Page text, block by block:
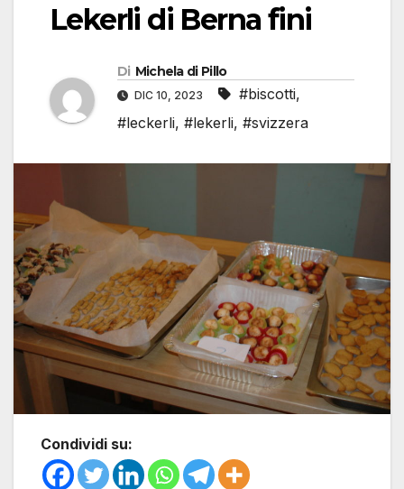
Lekerli di Berna fini
Di Michela di Pillo
DIC 10, 2023 #biscotti,
#leckerli, #lekerli, #svizzera
Condividi su: